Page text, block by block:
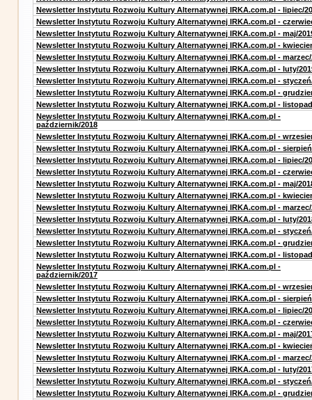
Newsletter Instytutu Rozwoju Kultury Alternatywnej IRKA.com.pl - lipiec/
Newsletter Instytutu Rozwoju Kultury Alternatywnej IRKA.com.pl -
Newsletter Instytutu Rozwoju Kultury Alternatywnej IRKA.com.pl - maj/
Newsletter Instytutu Rozwoju Kultury Alternatywnej IRKA.com.pl -
Newsletter Instytutu Rozwoju Kultury Alternatywnej IRKA.com.pl - marzec/
Newsletter Instytutu Rozwoju Kultury Alternatywnej IRKA.com.pl - luty/
Newsletter Instytutu Rozwoju Kultury Alternatywnej IRKA.com.pl -
Newsletter Instytutu Rozwoju Kultury Alternatywnej IRKA.com.pl -
Newsletter Instytutu Rozwoju Kultury Alternatywnej IRKA.com.pl -
Newsletter Instytutu Rozwoju Kultury Alternatywnej IRKA.com.pl -
październik/2018
Newsletter Instytutu Rozwoju Kultury Alternatywnej IRKA.com.pl -
Newsletter Instytutu Rozwoju Kultury Alternatywnej IRKA.com.pl -
Newsletter Instytutu Rozwoju Kultury Alternatywnej IRKA.com.pl - lipiec/
Newsletter Instytutu Rozwoju Kultury Alternatywnej IRKA.com.pl -
Newsletter Instytutu Rozwoju Kultury Alternatywnej IRKA.com.pl - maj/
Newsletter Instytutu Rozwoju Kultury Alternatywnej IRKA.com.pl -
Newsletter Instytutu Rozwoju Kultury Alternatywnej IRKA.com.pl - marzec/
Newsletter Instytutu Rozwoju Kultury Alternatywnej IRKA.com.pl - luty/
Newsletter Instytutu Rozwoju Kultury Alternatywnej IRKA.com.pl -
Newsletter Instytutu Rozwoju Kultury Alternatywnej IRKA.com.pl -
Newsletter Instytutu Rozwoju Kultury Alternatywnej IRKA.com.pl -
Newsletter Instytutu Rozwoju Kultury Alternatywnej IRKA.com.pl -
październik/2017
Newsletter Instytutu Rozwoju Kultury Alternatywnej IRKA.com.pl -
Newsletter Instytutu Rozwoju Kultury Alternatywnej IRKA.com.pl -
Newsletter Instytutu Rozwoju Kultury Alternatywnej IRKA.com.pl - lipiec/
Newsletter Instytutu Rozwoju Kultury Alternatywnej IRKA.com.pl -
Newsletter Instytutu Rozwoju Kultury Alternatywnej IRKA.com.pl - maj/
Newsletter Instytutu Rozwoju Kultury Alternatywnej IRKA.com.pl -
Newsletter Instytutu Rozwoju Kultury Alternatywnej IRKA.com.pl - marzec/
Newsletter Instytutu Rozwoju Kultury Alternatywnej IRKA.com.pl - luty/
Newsletter Instytutu Rozwoju Kultury Alternatywnej IRKA.com.pl -
Newsletter Instytutu Rozwoju Kultury Alternatywnej IRKA.com.pl -